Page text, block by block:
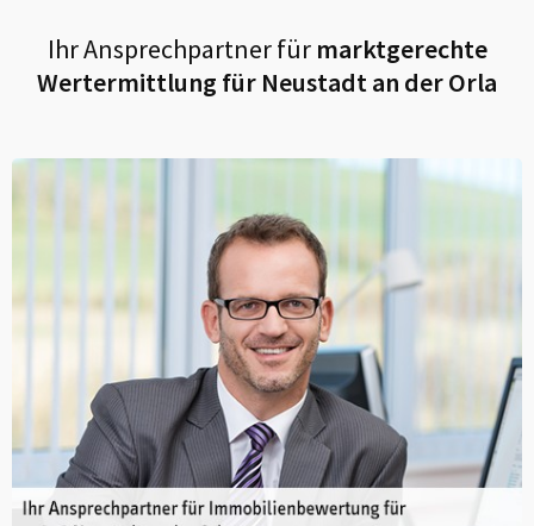
Ihr Ansprechpartner fürmarktgerechte
Wertermittlung für Neustadt an der Orla